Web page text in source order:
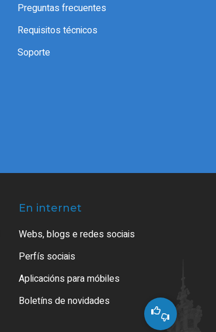
Preguntas frecuentes
Requisitos técnicos
Soporte
En internet
Webs, blogs e redes sociais
Perfís sociais
Aplicacións para móbiles
Boletíns de novidades